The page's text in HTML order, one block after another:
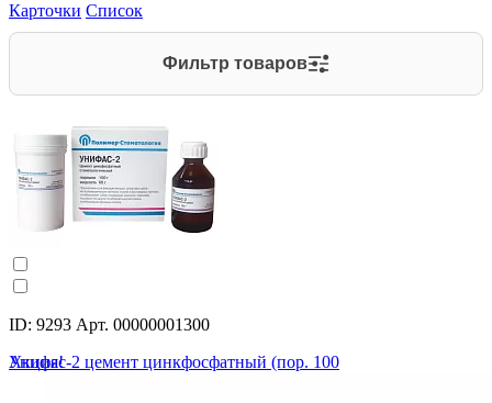
Карточки Список
Фильтр товаров
ID: 9293 Арт. 00000001300
Унифас-2 цемент цинкфосфатный (пор. 100
Акция!